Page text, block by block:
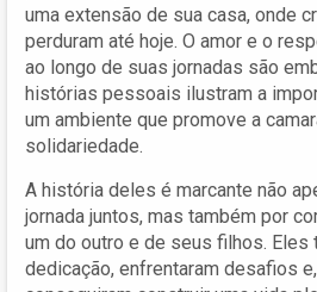
uma extensão de sua casa, onde
perduram até hoje. O amor e o
ao longo de suas jornadas são
histórias pessoais ilustram a
um ambiente que promove a
solidariedade.
A história deles é marcante não
jornada juntos, mas também por
um do outro e de seus filhos. Eles
dedicação, enfrentaram desafios